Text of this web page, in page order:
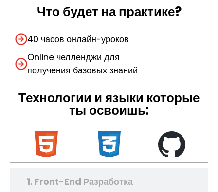
1. Front-End Разработка
Что будет на практике?
40 часов онлайн-уроков
Online челленджи для
получения базовых знаний
Технологии и языки которые
ты освоишь: